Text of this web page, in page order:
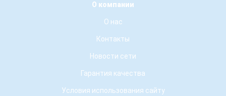
О компании
О нас
Контакты
Новости сети
Гарантия качества
Условия использования сайту